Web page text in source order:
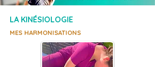
LA KINÉSIOLOGIE
MES HARMONISATIONS